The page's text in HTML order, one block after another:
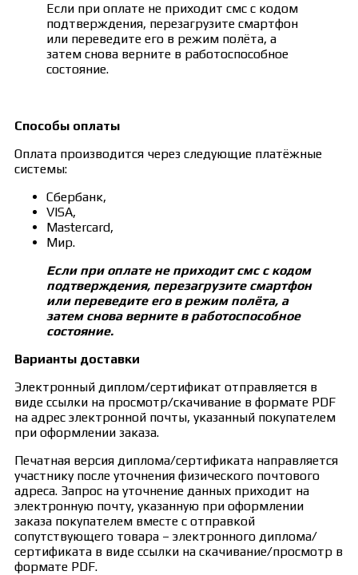
Если при оплате не приходит смс с кодом
подтверждения, перезагрузите смартфон
или переведите его в режим полёта, а
затем снова верните в работоспособное
состояние.
Способы оплаты
Оплата производится через следующие платёжные
системы:
Сбербанк,
VISA,
Mastercard,
Мир.
Если при оплате не приходит смс с кодом
подтверждения, перезагрузите смартфон
или переведите его в режим полёта, а
затем снова верните в работоспособное
состояние.
Варианты доставки
Электронный диплом/сертификат отправляется в
виде ссылки на просмотр/скачивание в формате PDF
на адрес электронной почты, указанный покупателем
при оформлении заказа.
Печатная версия диплома/сертификата направляется
участнику после уточнения физического почтового
адреса. Запрос на уточнение данных приходит на
электронную почту, указанную при оформлении
заказа покупателем вместе с отправкой
сопутствующего товара – электронного диплома/
сертификата в виде ссылки на скачивание/просмотр в
формате PDF.